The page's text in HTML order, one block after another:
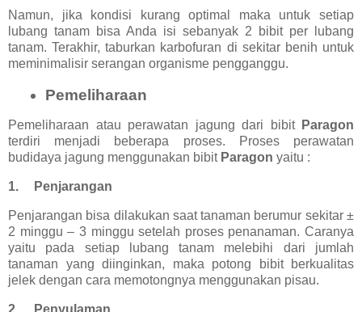
Namun, jika kondisi kurang optimal maka untuk setiap
lubang tanam bisa Anda isi sebanyak 2 bibit per lubang
tanam. Terakhir, taburkan karbofuran di sekitar benih untuk
meminimalisir serangan organisme pengganggu.
Pemeliharaan
Pemeliharaan atau perawatan jagung dari bibit Paragon
terdiri menjadi beberapa proses. Proses perawatan
budidaya jagung menggunakan bibit Paragon yaitu :
1. Penjarangan
Penjarangan bisa dilakukan saat tanaman berumur sekitar ±
2 minggu – 3 minggu setelah proses penanaman. Caranya
yaitu pada setiap lubang tanam melebihi dari jumlah
tanaman yang diinginkan, maka potong bibit berkualitas
jelek dengan cara memotongnya menggunakan pisau.
2. Penyulaman